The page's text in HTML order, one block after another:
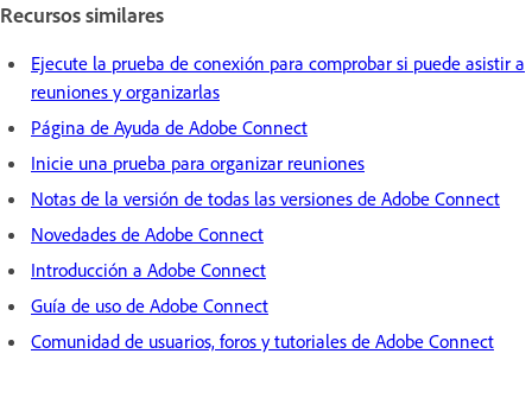
Recursos similares
Ejecute la prueba de conexión para comprobar si puede asistir a
reuniones y organizarlas
Página de Ayuda de Adobe Connect
Inicie una prueba para organizar reuniones
Notas de la versión de todas las versiones de Adobe Connect
Novedades de Adobe Connect
Introducción a Adobe Connect
Guía de uso de Adobe Connect
Comunidad de usuarios, foros y tutoriales de Adobe Connect